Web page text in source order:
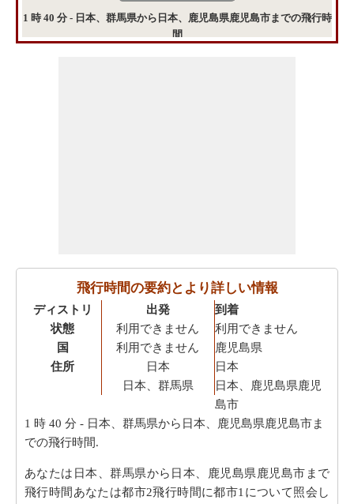
1 時 40 分 - 日本、群馬県から日本、鹿児島県鹿児島市までの飛行時
間
飛行時間の要約とより詳しい情報
ディストリ
状態
国
住所
出発
利用できません
利用できません
日本
日本、群馬県
到着
利用できません
鹿児島県
日本
日本、鹿児島県鹿児
島市
1 時 40 分 - 日本、群馬県から日本、鹿児島県鹿児島市ま
での飛行時間.
あなたは日本、群馬県から日本、鹿児島県鹿児島市まで
飛行時間あなたは都市2飛行時間に都市1について照会し